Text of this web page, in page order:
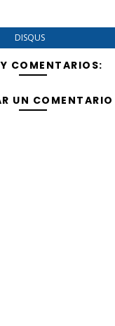
DISQUS
COMENTARIOS:
UN COMENTARIO